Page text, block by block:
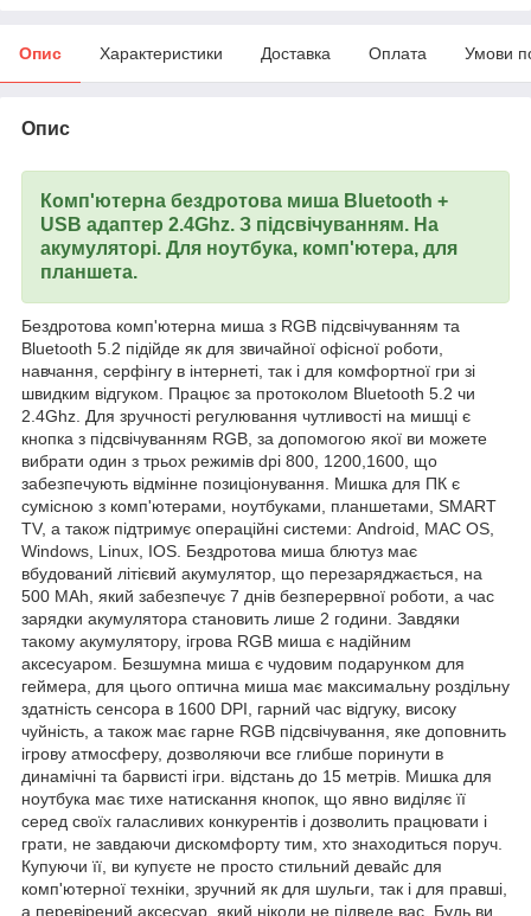
Опис Характеристики Доставка Оплата Умови
Опис
Комп'ютерна бездротова миша Bluetooth +
USB адаптер 2.4Ghz. З підсвічуванням. На
акумуляторі. Для ноутбука, комп'ютера, для
планшета.
Бездротова комп'ютерна миша з RGB підсвічуванням та
Bluetooth 5.2 підійде як для звичайної офісної роботи,
навчання, серфінгу в інтернеті, так і для комфортної гри зі
швидким відгуком. Працює за протоколом Bluetooth 5.2 чи
2.4Ghz. Для зручності регулювання чутливості на мишці є
кнопка з підсвічуванням RGB, за допомогою якої ви можете
вибрати один з трьох режимів dpi 800, 1200,1600, що
забезпечують відмінне позиціонування. Мишка для ПК є
сумісною з комп'ютерами, ноутбуками, планшетами, SMART
TV, а також підтримує операційні системи: Android, MAC OS,
Windows, Linux, IOS. Бездротова миша блютуз має
вбудований літієвий акумулятор, що перезаряджається, на
500 MAh, який забезпечує 7 днів безперервної роботи, а час
зарядки акумулятора становить лише 2 години. Завдяки
такому акумулятору, ігрова RGB миша є надійним
аксесуаром. Безшумна миша є чудовим подарунком для
геймера, для цього оптична миша має максимальну роздільну
здатність сенсора в 1600 DPI, гарний час відгуку, високу
чуйність, а також має гарне RGB підсвічування, яке доповнить
ігрову атмосферу, дозволяючи все глибше поринути в
динамічні та барвисті ігри. відстань до 15 метрів. Мишка для
ноутбука має тихе натискання кнопок, що явно виділяє її
серед своїх галасливих конкурентів і дозволить працювати і
грати, не завдаючи дискомфорту тим, хто знаходиться поруч.
Купуючи її, ви купуєте не просто стильний девайс для
комп'ютерної техніки, зручний як для шульги, так і для правші,
а перевірений аксесуар, який ніколи не підведе вас. Будь ви